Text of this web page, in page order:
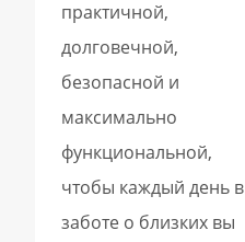
практичной,
долговечной,
безопасной и
максимально
функциональной,
чтобы каждый день в
заботе о близких вы